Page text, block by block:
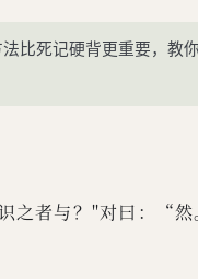
比死记硬背更重要，教
之者与？''对曰：“